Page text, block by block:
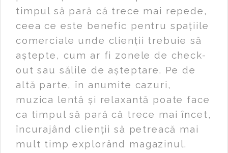
timpul să pară că trece mai repede,
ceea ce este benefic pentru spațiile
comerciale unde clienții trebuie să
aștepte, cum ar fi zonele de check-
out sau sălile de așteptare. Pe de
altă parte, în anumite cazuri,
muzica lentă și relaxantă poate face
ca timpul să pară că trece mai încet,
încurajând clienții să petreacă mai
mult timp explorând magazinul.